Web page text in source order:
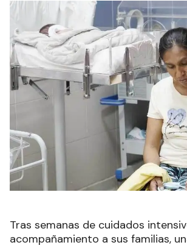
Tras semanas de cuidados
acompañamiento a sus familias,